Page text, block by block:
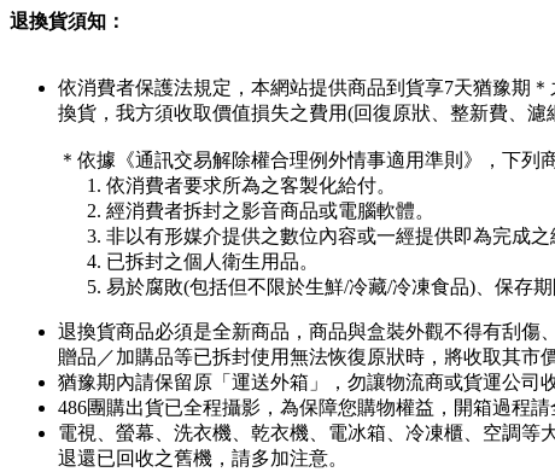
退換貨須知：
依消費者保護法規定，本網站提供商品到貨享7天猶豫期＊
換貨，我方須收取價值損失之費用(回復原狀、整新費、
＊依據《通訊交易解除權合理例外情事適用準則》，下列
依消費者要求所為之客製化給付。
經消費者拆封之影音商品或電腦軟體。
非以有形媒介提供之數位內容或一經提供即為完成
已拆封之個人衛生用品。
易於腐敗(包括但不限於生鮮/冷藏/冷凍食品)、保存
退換貨商品必須是全新商品，商品與盒裝外觀不得有刮傷
贈品／加購品等已拆封使用無法恢復原狀時，將收取其市
猶豫期內請保留原「運送外箱」，勿讓物流商或貨運公司
486團購出貨已全程攝影，為保障您購物權益，開箱過程
電視、螢幕、洗衣機、乾衣機、電冰箱、冷凍櫃、空調
退還已回收之舊機，請多加注意。